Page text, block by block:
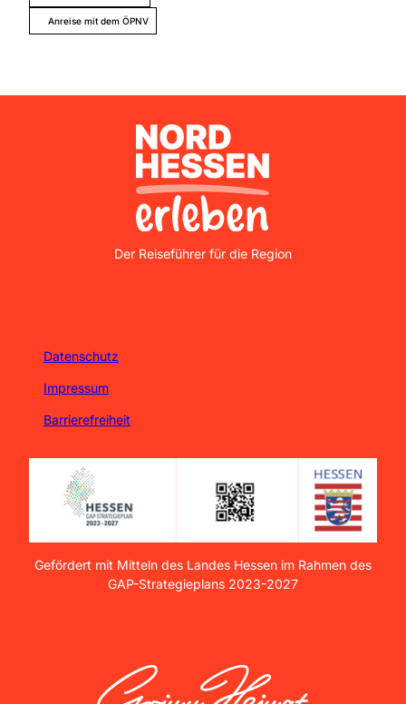
Anreise mit dem ÖPNV
Nordhessen Erleben
Der Reiseführer für die Region
Datenschutz
Impressum
Barrierefreiheit
Gefördert mit Mitteln des Landes Hessen im Rahmen des
GAP-Strategieplans 2023-2027